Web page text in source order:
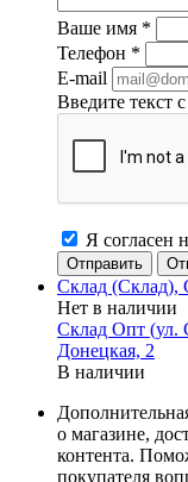
Ваше имя *
Телефон *
E-mail
Введите текст
Я согласен
Склад (Склад),
Нет в наличии
Склад Опт (ул.
Донецкая, 2
В наличии
о магазине,
контента.
покупателя